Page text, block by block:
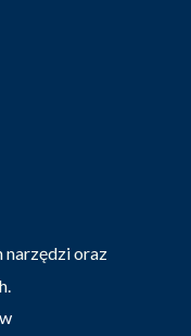
narzędzi oraz